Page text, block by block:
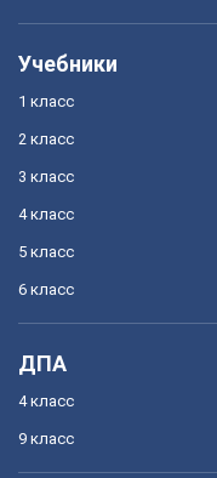
Учебники
1 класс
2 класс
3 класс
4 класс
5 класс
6 класс
ДПА
4 класс
9 класс